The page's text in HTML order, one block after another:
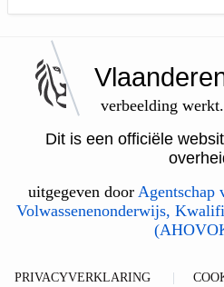
verbeelding werkt.
Dit is een officiële
uitgegeven door Agentschap
Volwassenenonderwijs,
PRIVACYVERKLARING